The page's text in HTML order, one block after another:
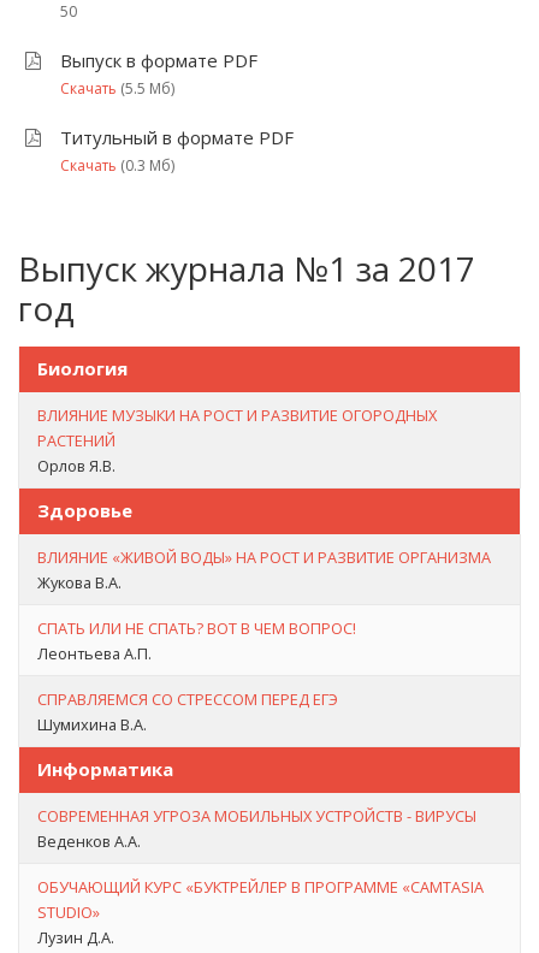
50
Выпуск в формате PDF
Скачать (5.5 Мб)
Титульный в формате PDF
Скачать (0.3 Мб)
Выпуск журнала №1 за 2017
год
Биология
ВЛИЯНИЕ МУЗЫКИ НА РОСТ И РАЗВИТИЕ ОГОРОДНЫХ
РАСТЕНИЙ
Орлов Я.В.
Здоровье
ВЛИЯНИЕ «ЖИВОЙ ВОДЫ» НА РОСТ И РАЗВИТИЕ ОРГАНИЗМА
Жукова В.А.
СПАТЬ ИЛИ НЕ СПАТЬ? ВОТ В ЧЕМ ВОПРОС!
Леонтьева А.П.
СПРАВЛЯЕМСЯ СО СТРЕССОМ ПЕРЕД ЕГЭ
Шумихина В.А.
Информатика
СОВРЕМЕННАЯ УГРОЗА МОБИЛЬНЫХ УСТРОЙСТВ - ВИРУСЫ
Веденков А.А.
ОБУЧАЮЩИЙ КУРС «БУКТРЕЙЛЕР В ПРОГРАММЕ «CAMTASIA
STUDIO»
Лузин Д.А.